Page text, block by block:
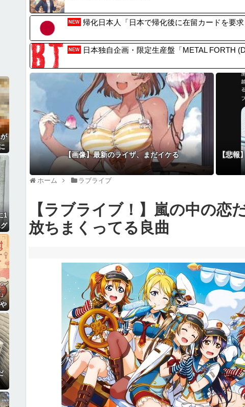
NEW 帰化日本人「日本で帰化後に在留カードを要
NEW 日本独自企画・限定生産盤「METAL FORTH
【画像】最新のライザ、まだイケる 【悲
ホーム ラブライブ
【ラブライブ！】嵐の中の恋
放ちまくってる良曲
1